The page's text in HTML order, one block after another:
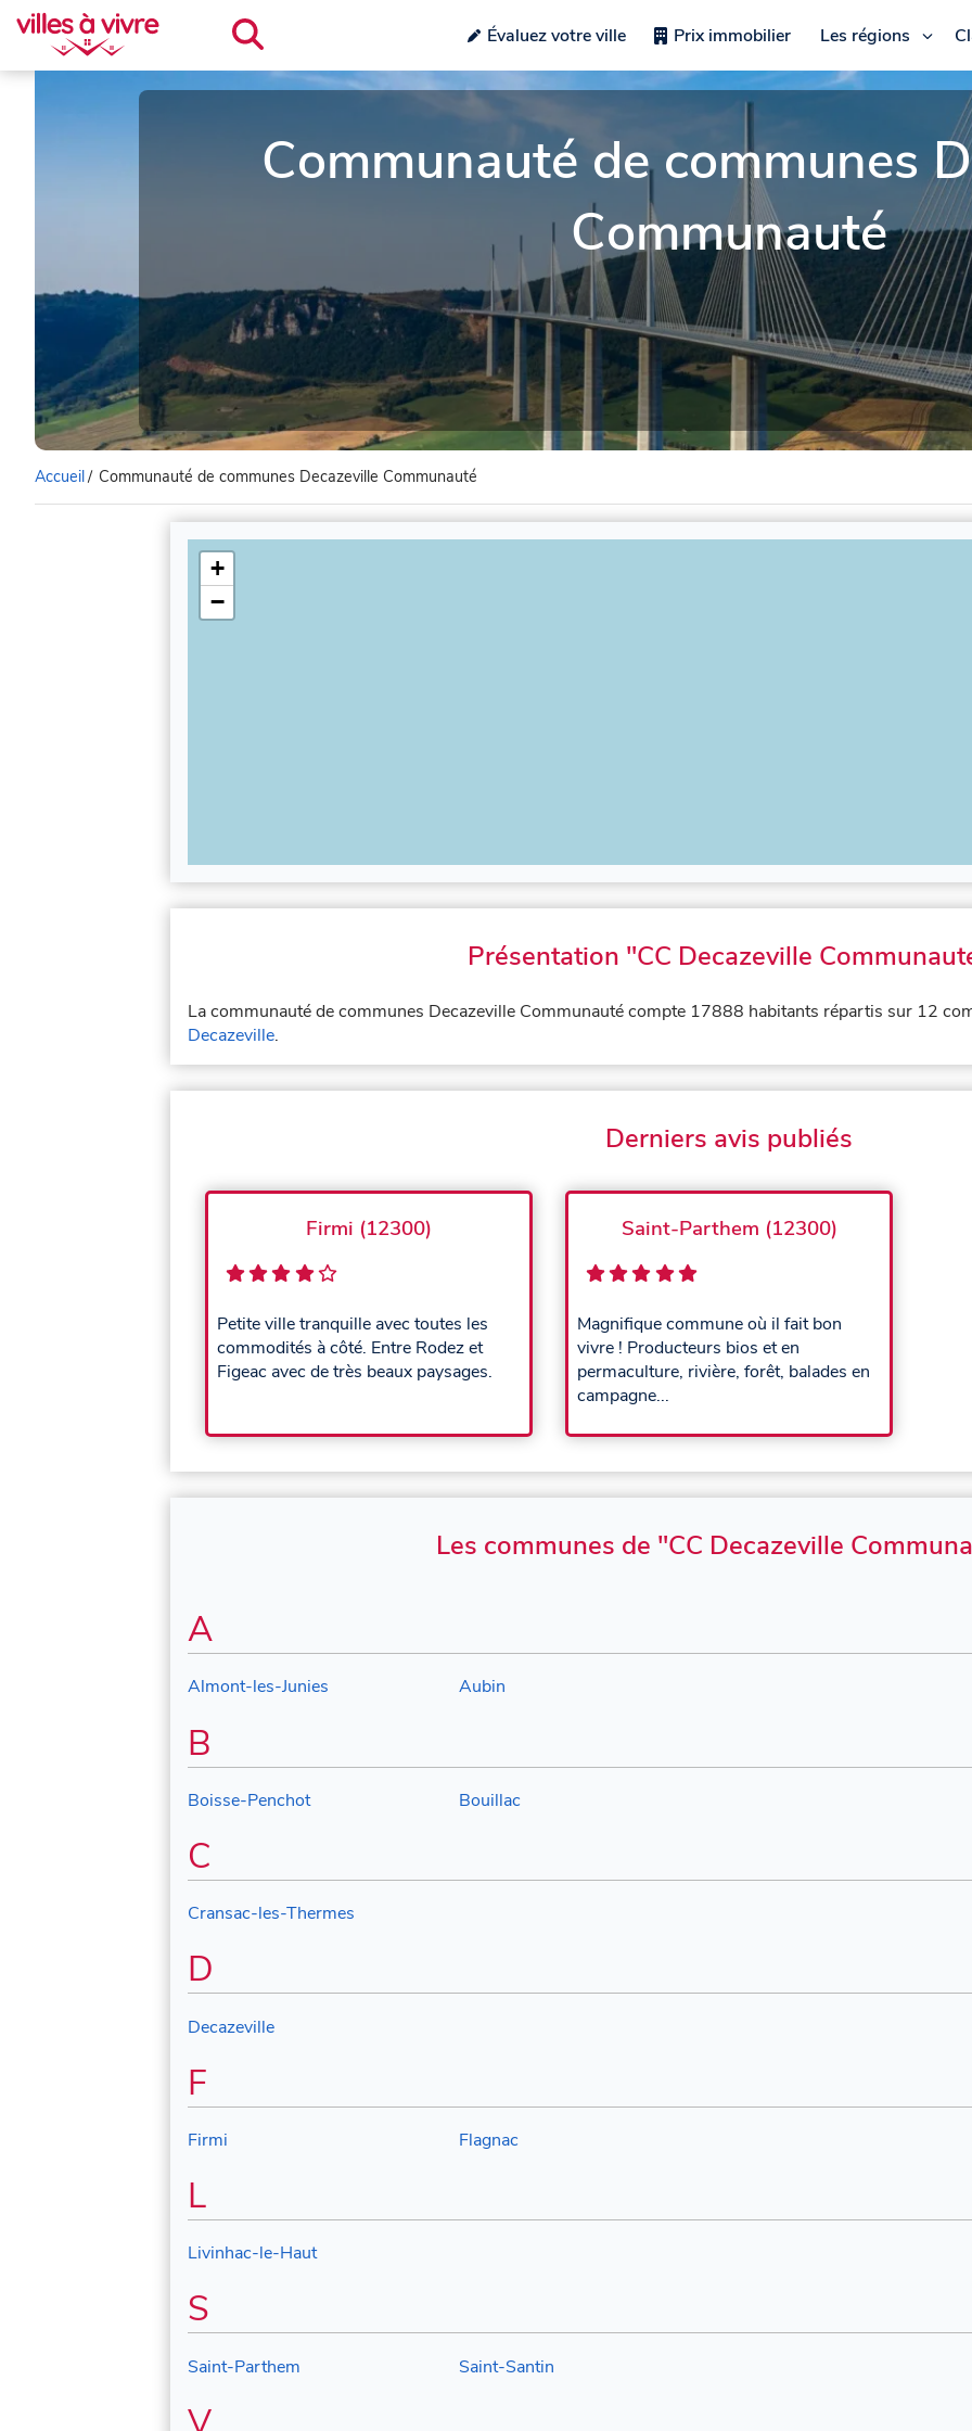
Évaluez votre ville Prix immobilier Les régions
Communauté de communes
Communauté
Accueil/ Communauté de communes Decazeville Communauté
+
−
Présentation "CC Decazeville
La communauté de communes Decazeville Communauté compte 17888 habitants répartis sur 12
Decazeville.
Derniers avis publiés
Firmi (12300)
Petite ville tranquille avec toutes les
commodités à côté. Entre Rodez et
Figeac avec de très beaux paysages.
Saint-Parthem (12300)
Magnifique commune où il fait bon
vivre ! Producteurs bios et en
permaculture, rivière, forêt, balades en
campagne...
Les communes de "CC Decazeville
A
Almont-les-Junies Aubin
B
Boisse-Penchot Bouillac
C
Cransac-les-Thermes
D
Decazeville
F
Firmi Flagnac
L
Livinhac-le-Haut
S
Saint-Parthem Saint-Santin